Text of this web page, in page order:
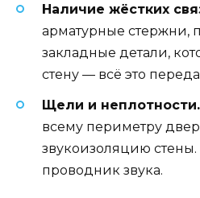
Наличие жёстких
арматурные стержни,
закладные детали,
стену — всё это
Щели и неплотности.
всему периметру
звукоизоляцию
проводник звука.